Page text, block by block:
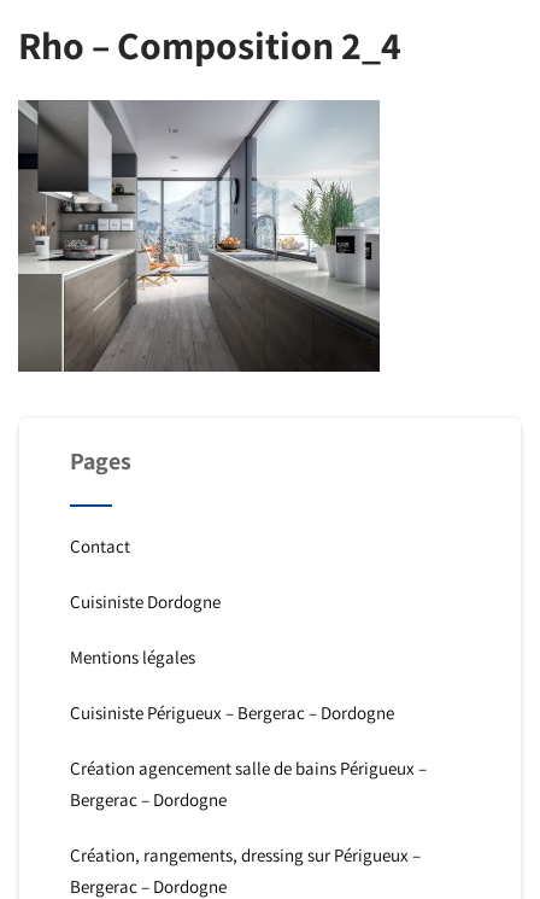
Rho – Composition 2_4
Pages
Contact
Cuisiniste Dordogne
Mentions légales
Cuisiniste Périgueux – Bergerac – Dordogne
Création agencement salle de bains Périgueux –
Bergerac – Dordogne
Création, rangements, dressing sur Périgueux –
Bergerac – Dordogne